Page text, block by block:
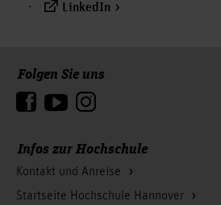
LinkedIn
Infos zur Hochschule
Kontakt und Anreise
Startseite Hochschule Hannover
Folgen Sie uns